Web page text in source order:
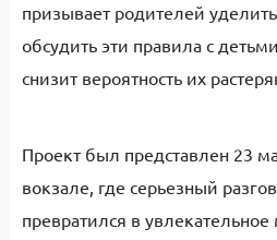
призывает родителей
обсудить эти правила с
снизит вероятность их
Проект был представлен 23
вокзале, где серьезный
превратился в